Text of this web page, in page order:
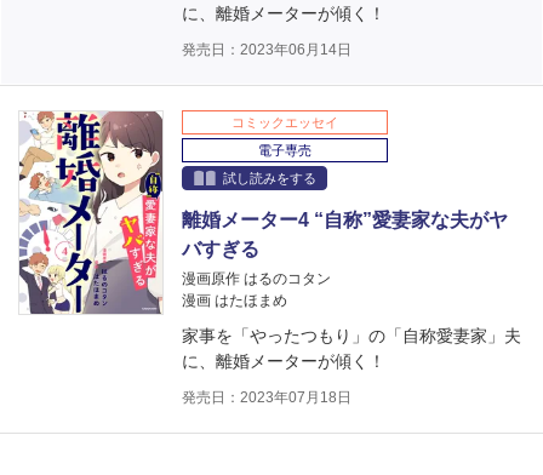
に、離婚メーターが傾く！
発売日：2023年06月14日
コミックエッセイ
電子専売
試し読みをする
離婚メーター4 “自称”愛妻家な夫がヤ
バすぎる
漫画原作 はるのコタン
漫画 はたほまめ
家事を「やったつもり」の「自称愛妻家」夫
に、離婚メーターが傾く！
発売日：2023年07月18日